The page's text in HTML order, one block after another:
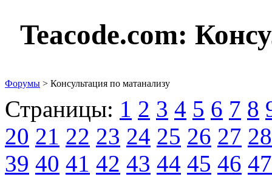
Teacode.com:
Форумы > Консультация по матанализу
Страницы: 1 2 3 4 5 6 7 8
20 21 22 23 24 25 26 27 28
39 40 41 42 43 44 45 46 47